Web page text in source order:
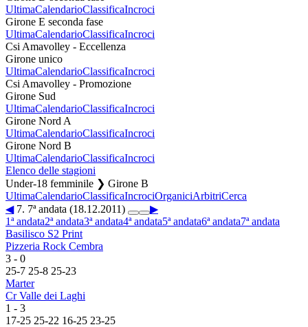
UltimaCalendarioClassificaIncroci
Girone E seconda fase
UltimaCalendarioClassificaIncroci
Csi Amavolley - Eccellenza
Girone unico
UltimaCalendarioClassificaIncroci
Csi Amavolley - Promozione
Girone Sud
UltimaCalendarioClassificaIncroci
Girone Nord A
UltimaCalendarioClassificaIncroci
Girone Nord B
UltimaCalendarioClassificaIncroci
Elenco delle stagioni
Under-18 femminile ❯ Girone B
UltimaCalendarioClassificaIncrociOrganiciArbitriCerca
◀7. 7ª andata (18.12.2011)
▶
1ª andata2ª andata3ª andata4ª andata5ª andata6ª andata7ª andata
Basilisco S2 Print
Pizzeria Rock Cembra
3 - 0
25-7 25-8 25-23
Marter
Cr Valle dei Laghi
1 - 3
17-25 25-22 16-25 23-25